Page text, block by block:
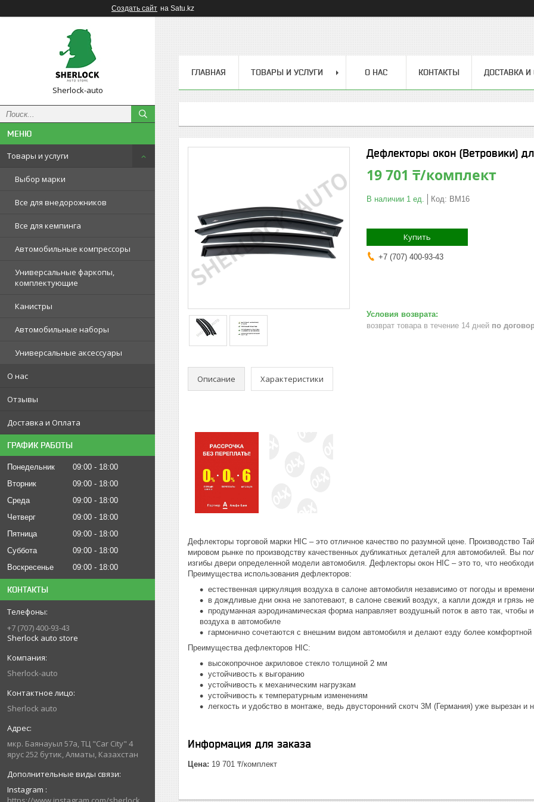
Создать сайт на Satu.kz
Sherlock-auto
Товары и услуги
Выбор марки
Все для внедорожников
Все для кемпинга
Автомобильные компрессоры
Универсальные фаркопы,
комплектующие
Канистры
Автомобильные наборы
Универсальные аксессуары
О нас
Отзывы
Доставка и Оплата
ГРАФИК РАБОТЫ
Понедельник 09:00
18:00
Вторник
09:00
18:00
Среда
09:00
18:00
Четверг
09:00
18:00
Пятница
09:00
18:00
Суббота
09:00
18:00
Воскресенье
09:00 18:00
КОНТАКТЫ
+7 (707) 400-93-43
Sherlock auto store
Sherlock-auto
Sherlock auto
мкр. Баянауыл 57а, ТЦ "Car Сity" 4
ярус 252 бутик, Алматы, Казахстан
Instagram
ГЛАВНАЯ ТОВАРЫ И УСЛУГИ О НАС КОНТАКТЫ ДОСТАВКА И
Дефлекторы окон (Ветровики)
19 701 ₸/комплект
В наличии 1 ед. Код: BM16
Купить
+7 (707) 400-93-43
возврат товара в течение 14 дней по
Описание Характеристики
Дефлекторы торговой марки HIC – это отличное качество по разумной цене. Производство
мировом рынке по производству качественных дубликатных деталей для автомобилей. Вы
изгибы двери определенной модели автомобиля. Дефлекторы окон HIC – это то, что
Преимущества использования дефлекторов:
естественная циркуляция воздуха в салоне автомобиля независимо от погоды и
в дождливые дни окна не запотевают, в салоне свежий воздух, а капли дождя и грязь
продуманная аэродинамическая форма направляет воздушный поток в авто так, чтобы
воздуха в автомобиле
гармонично сочетаются с внешним видом автомобиля и делают езду более комфортной
Преимущества дефлекторов HIC:
высокопрочное акриловое стекло толщиной 2 мм
устойчивость к выгоранию
устойчивость к механическим нагрузкам
устойчивость к температурным изменениям
легкость и удобство в монтаже, ведь двусторонний скотч 3М (Германия) уже вырезан и
Информация для заказа
Цена: 19 701 ₸/комплект